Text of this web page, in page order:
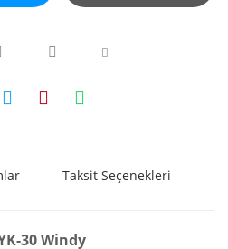
Taksit Seçenekleri
30 Windy